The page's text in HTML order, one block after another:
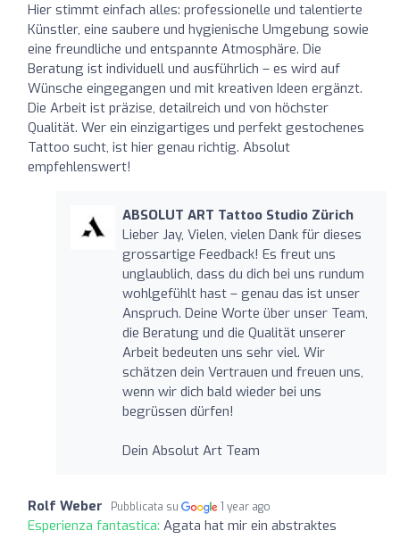
Hier stimmt einfach alles: professionelle und talentierte
Künstler, eine saubere und hygienische Umgebung sowie
eine freundliche und entspannte Atmosphäre. Die
Beratung ist individuell und ausführlich – es wird auf
Wünsche eingegangen und mit kreativen Ideen ergänzt.
Die Arbeit ist präzise, detailreich und von höchster
Qualität. Wer ein einzigartiges und perfekt gestochenes
Tattoo sucht, ist hier genau richtig. Absolut
empfehlenswert!
ABSOLUT ART Tattoo Studio Zürich
Lieber Jay, Vielen, vielen Dank für dieses
grossartige Feedback! Es freut uns
unglaublich, dass du dich bei uns rundum
wohlgefühlt hast – genau das ist unser
Anspruch. Deine Worte über unser Team,
die Beratung und die Qualität unserer
Arbeit bedeuten uns sehr viel. Wir
schätzen dein Vertrauen und freuen uns,
wenn wir dich bald wieder bei uns
begrüssen dürfen!
Dein Absolut Art Team
Rolf Weber Pubblicata su 1 year ago
Esperienza fantastica: Agata hat mir ein abstraktes